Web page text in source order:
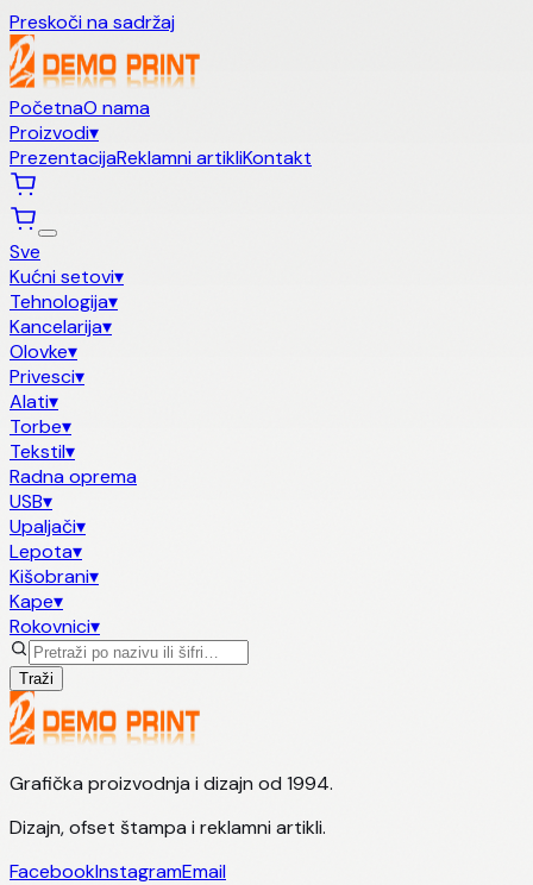
Preskoči na sadržaj
PočetnaO nama
Proizvodi▾
PrezentacijaReklamni artikliKontakt
Sve
Kućni setovi▾
Tehnologija▾
Kancelarija▾
Olovke▾
Privesci▾
Alati▾
Torbe▾
Tekstil▾
Radna oprema
USB▾
Upaljači▾
Lepota▾
Kišobrani▾
Kape▾
Rokovnici▾
Traži
Grafička proizvodnja i dizajn od 1994.
Dizajn, ofset štampa i reklamni artikli.
FacebookInstagramEmail